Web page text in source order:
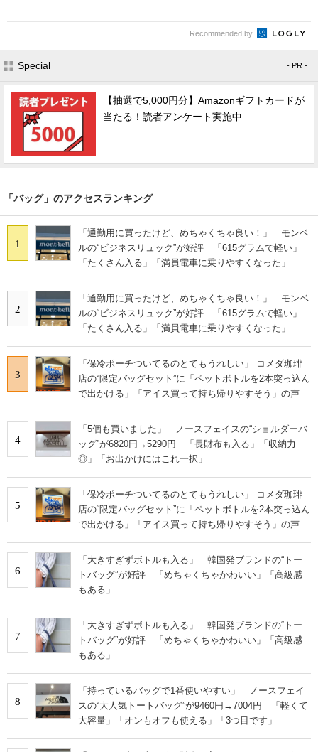
Recommended by
Special - PR -
【抽選で5,000円分】Amazonギフトカードが
当たる！読者アンケート実施中
「バッグ」のアクセスランキング
1
「通勤用に買ったけど、めちゃくちゃ良い！」 モンベ
ルの“ビジネスリュック”が好評 「615グラムで軽い」
「たくさん入る」「満員電車に乗りやすくなった」
2
「通勤用に買ったけど、めちゃくちゃ良い！」 モンベ
ルの“ビジネスリュック”が好評 「615グラムで軽い」
「たくさん入る」「満員電車に乗りやすくなった」
3
「保冷ポーチついてるのとてもうれしい」 コメダ珈琲
店の“限定バッグセット”に「ペットボトルを2本突っ込ん
で出かける」「アイス買って持ち帰りやすそう」の声
4
「5個も買いました」 ノースフェイスの“ショルダーバ
ッグ”が6820円→5290円 「長財布も入る」「収納力
◎」「お出かけにはこれ一択」
5
「保冷ポーチついてるのとてもうれしい」 コメダ珈琲
店の“限定バッグセット”に「ペットボトルを2本突っ込ん
で出かける」「アイス買って持ち帰りやすそう」の声
6
「大きすぎずボトルも入る」 韓国発ブランドの“トー
トバッグ”が好評 「めちゃくちゃかわいい」「高級感
もある」
7
「大きすぎずボトルも入る」 韓国発ブランドの“トー
トバッグ”が好評 「めちゃくちゃかわいい」「高級感
もある」
8
「持っているバッグで1番使いやすい」 ノースフェイ
スの“大人気トートバッグ”が9460円→7004円 「軽くて
大容量」「オンもオフも使える」「3つ目です」